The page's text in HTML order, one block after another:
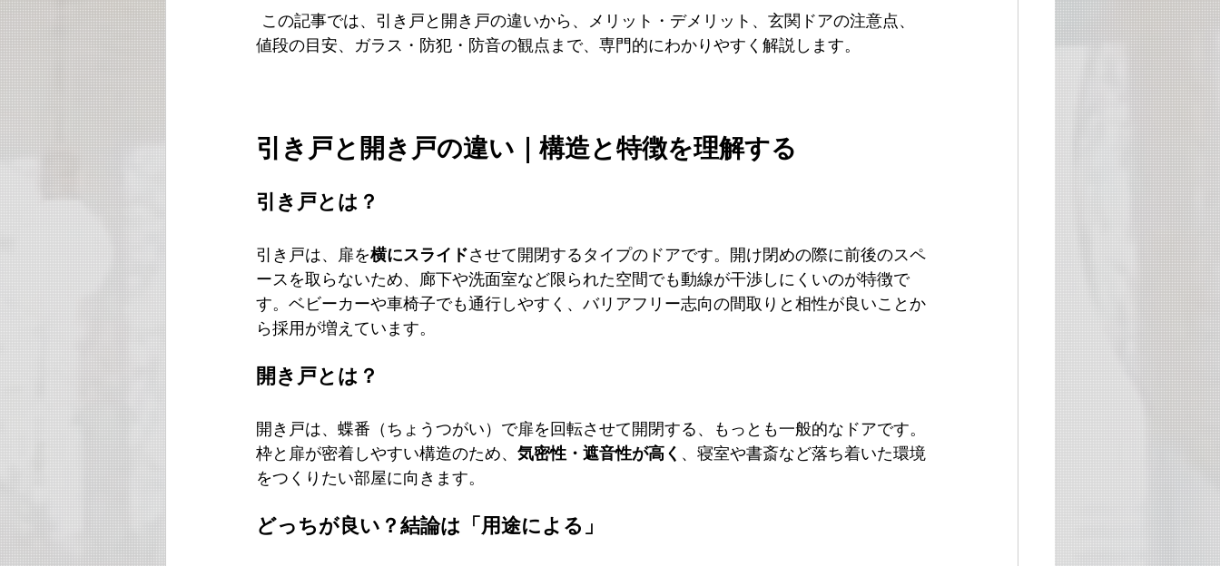
この記事では、引き戸と開き戸の違いから、メリット・デメリット、玄関ドアの注意点、
値段の目安、ガラス・防犯・防音の観点まで、専門的にわかりやすく解説します。
引き戸と開き戸の違い｜構造と特徴を理解する
引き戸とは？
引き戸は、扉を横にスライドさせて開閉するタイプのドアです。開け閉めの際に前後のスペ
ースを取らないため、廊下や洗面室など限られた空間でも動線が干渉しにくいのが特徴で
す。ベビーカーや車椅子でも通行しやすく、バリアフリー志向の間取りと相性が良いことか
ら採用が増えています。
開き戸とは？
開き戸は、蝶番（ちょうつがい）で扉を回転させて開閉する、もっとも一般的なドアです。
枠と扉が密着しやすい構造のため、 気密性・遮音性が高く 、寝室や書斎など落ち着いた環境
をつくりたい部屋に向きます。
どっちが良い？結論は「用途による」